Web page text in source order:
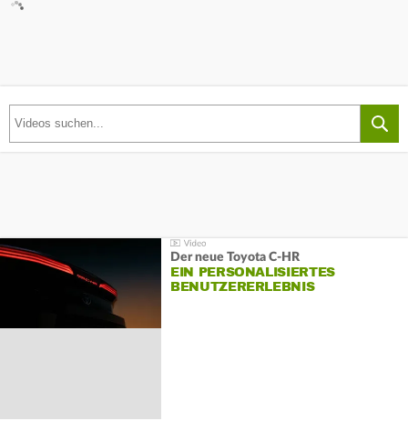
Der neue Toyota C-HR
EIN PERSONALISIERTES
BENUTZERERLEBNIS